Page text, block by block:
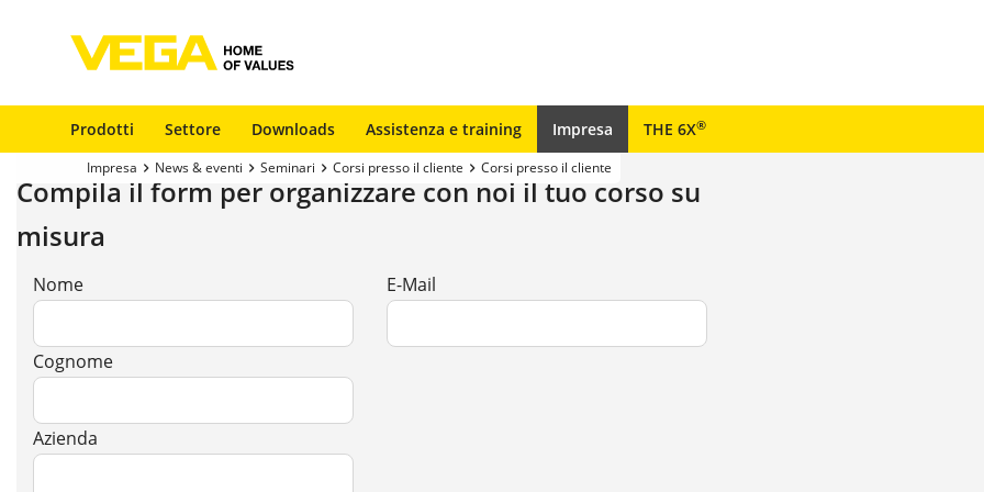
Prodotti Settore Downloads Assistenza e training Impresa THE 6X®
Impresa News & eventi Seminari Corsi presso il cliente Corsi presso il cliente
Compila il form per organizzare con noi il tuo corso su
misura
Nome
Cognome
Azienda
E-Mail